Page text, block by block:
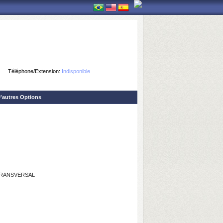
Téléphone/Extension: Indisponible
Options